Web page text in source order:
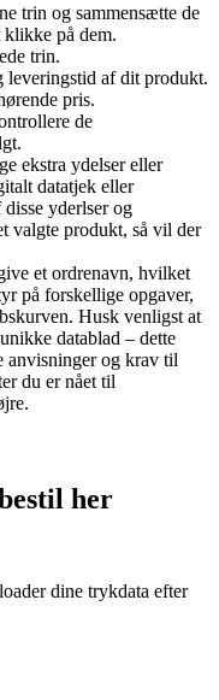
trin og sammensætte de
klikke på dem.
trin.
af dit produkt.
pris.
de
ekstra ydelser eller
datatjek eller
yderlser og
valgte produkt, så vil der
et ordrenavn, hvilket
på forskellige opgaver,
Husk venligst at
datablad – dette
anvisninger og krav til
du er nået til
her
dine trykdata efter